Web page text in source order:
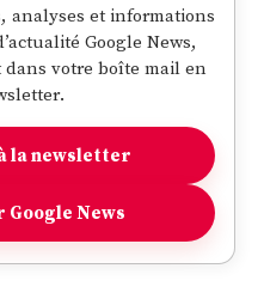
analyses et informations
Google News,
votre boîte mail en
la newsletter
Google News